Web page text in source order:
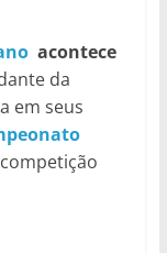
acontece
da
em seus